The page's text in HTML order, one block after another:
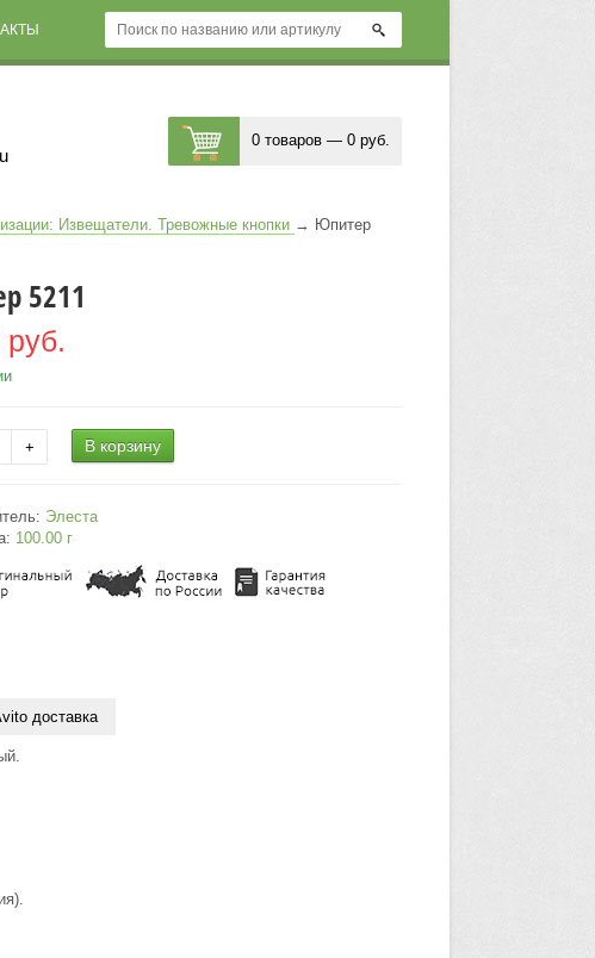
0 товаров — 0 руб.
Извещатели. Тревожные кнопки → Юпитер
5211
руб.
В корзину
Элеста
100.00 г
доставка